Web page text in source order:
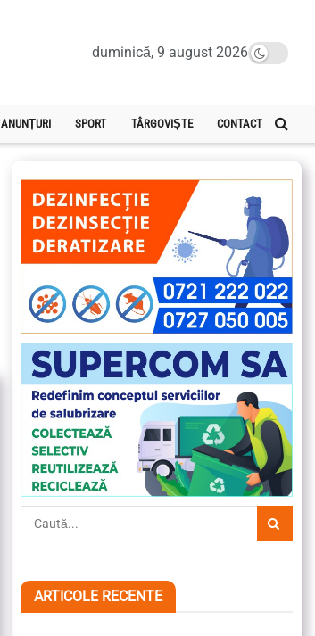
duminică, 9 august 2026
ANUNȚURI SPORT TÂRGOVIȘTE CONTACT
ARTICOLE RECENTE